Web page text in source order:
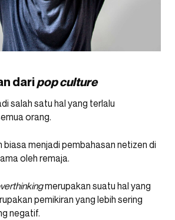
daripop culture
salah satu hal yang terlalu
orang.
menjadi pembahasan netizen di
oleh remaja.
merupakan suatu hal yang
pemikiran yang lebih sering
negatif.